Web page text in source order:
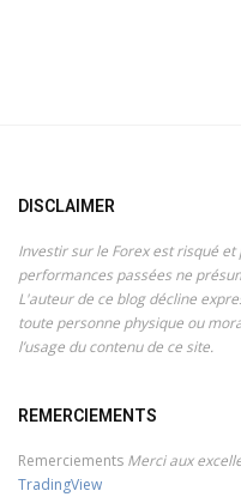
DISCLAIMER
Investir sur le Forex est risqué
performances passées ne
L'auteur de ce blog décline
toute personne physique ou
l’usage du contenu de ce site.
REMERCIEMENTS
Remerciements Merci aux
TradingView